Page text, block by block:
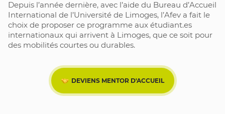
Depuis l’année dernière, avec l’aide du Bureau d’Accueil
International de l’Université de Limoges, l’Afev a fait le
choix de proposer ce programme aux étudiant.es
internationaux qui arrivent à Limoges, que ce soit pour
des mobilités courtes ou durables.
DEVIENS MENTOR D'ACCUEIL